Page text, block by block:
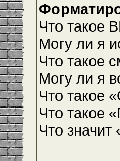
Что такое
Могу ли я
Что такое
Могу ли я
Что такое
Что такое
Что значит